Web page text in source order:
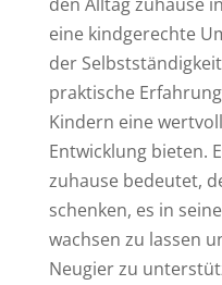
eine kindgerechte
der
praktische
Kindern eine
Entwicklung bieten.
zuhause bedeutet,
schenken, es in
wachsen zu lassen
Neugier zu